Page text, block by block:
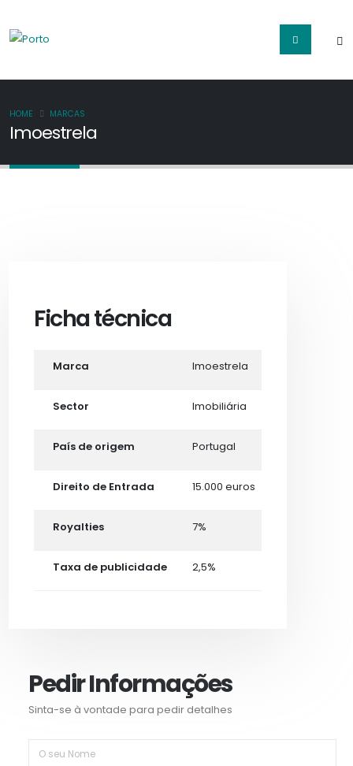
Imoestrela
HOME MARCAS
Ficha técnica
Marca Imoestrela
Sector Imobiliária
País de origem Portugal
Direito de Entrada 15.000 euros
Royalties 7%
Taxa de publicidade 2,5%
Pedir Informações
Sinta-se à vontade para pedir detalhes